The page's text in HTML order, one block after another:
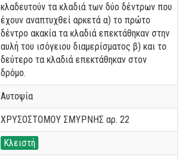
κλαδευτούν τα κλαδιά των δύο δέντρων που
έχουν αναπτυχθεί αρκετά α) το πρώτο
δέντρο ακακία τα κλαδιά επεκτάθηκαν στην
αυλή του ισόγειου διαμερίσματος β) και το
δεύτερο τα κλαδιά επεκτάθηκαν στον
δρόμο.
Αυτοψία
ΧΡΥΣΟΣΤΟΜΟΥ ΣΜΥΡΝΗΣ αρ. 22
Κλειστή